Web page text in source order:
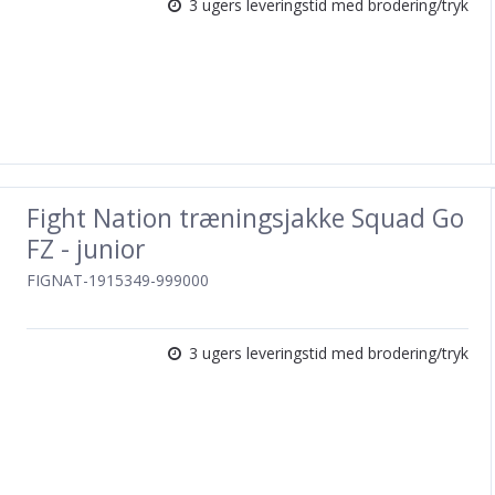
3 ugers leveringstid med brodering/tryk
Fight Nation træningsjakke Squad Go
FZ - junior
FIGNAT-1915349-999000
3 ugers leveringstid med brodering/tryk